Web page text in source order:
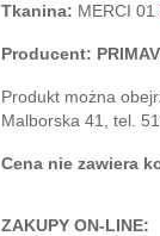
Tkanina: MERCI 01
Producent:
Produkt można
Malborska 41, tel.
Cena nie zawiera
ZAKUPY ON-LINE: